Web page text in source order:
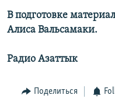
В подготовке
Алиса Вальсамаки.
Радио Азаттык
Поделиться